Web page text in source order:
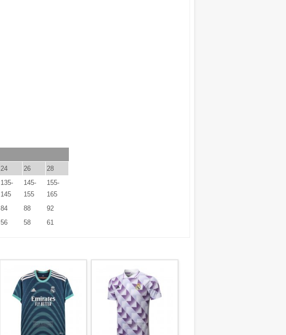
24 26 28
135-
145
145-
155
155-
165
84 88
92
56 58 61